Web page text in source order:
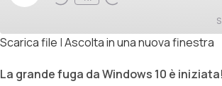
RSS FEED
Scarica file |Ascolta in una nuova finestra
La grande fuga da Windows 10 è iniziata!